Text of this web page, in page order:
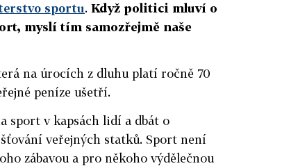
sportu. Když politici mluví o
myslí tím samozřejmě naše
na úrocích z dluhu platí ročně 70
peníze ušetří.
sport v kapsách lidí a dbát o
veřejných statků. Sport není
zábavou a pro někoho výdělečnou